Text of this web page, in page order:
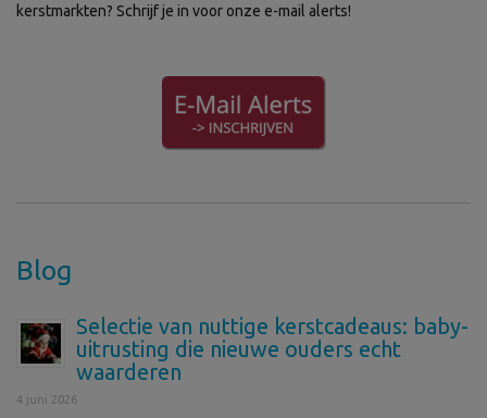
kerstmarkten? Schrijf je in voor onze e-mail alerts!
Blog
Selectie van nuttige kerstcadeaus: baby-
uitrusting die nieuwe ouders echt
waarderen
4 juni 2026